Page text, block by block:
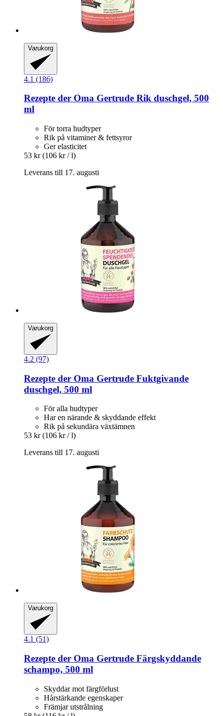
Varukorg
4.1 (186)
Rezepte der Oma Gertrude Rik duschgel, 500
ml
För torra hudtyper
Rik på vitaminer & fettsyror
Ger elasticitet
53 kr (106 kr / l)
Leverans till 17. augusti
Varukorg
4.2 (97)
Rezepte der Oma Gertrude Fuktgivande
duschgel, 500 ml
För alla hudtyper
Har en närande & skyddande effekt
Rik på sekundära växtämnen
53 kr (106 kr / l)
Leverans till 17. augusti
Varukorg
4.1 (51)
Rezepte der Oma Gertrude Färgskyddande
schampo, 500 ml
Skyddar mot färgförlust
Hårstärkande egenskaper
Främjar utstrålning